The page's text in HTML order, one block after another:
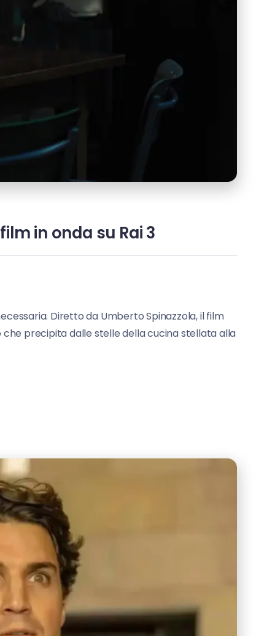
in onda su Rai 3
Diretto da Umberto Spinazzola, il film
precipita dalle stelle della cucina stellata alla